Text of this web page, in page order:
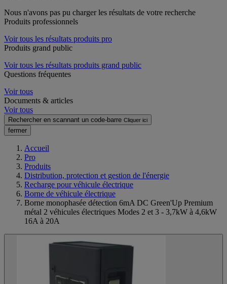
Nous n'avons pas pu charger les résultats de votre recherche
Produits professionnels
Voir tous les résultats produits pro
Produits grand public
Voir tous les résultats produits grand public
Questions fréquentes
Voir tous
Documents & articles
Voir tous
Rechercher en scannant un code-barre Cliquer ici
fermer
Accueil
Pro
Produits
Distribution, protection et gestion de l'énergie
Recharge pour véhicule électrique
Borne de véhicule électrique
Borne monophasée détection 6mA DC Green'Up Premium
métal 2 véhicules électriques Modes 2 et 3 - 3,7kW à 4,6kW
16A à 20A